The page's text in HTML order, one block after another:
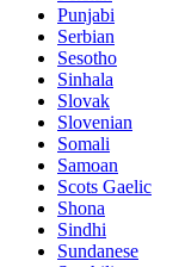
Punjabi
Serbian
Sesotho
Sinhala
Slovak
Slovenian
Somali
Samoan
Scots Gaelic
Shona
Sindhi
Sundanese